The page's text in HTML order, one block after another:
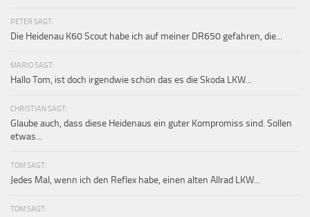
PETER SAGT:
Die Heidenau K60 Scout habe ich auf meiner DR650 gefahren, die...
MARIO SAGT:
Hallo Tom, ist doch irgendwie schön das es die Skoda LKW...
CHRISTIAN SAGT:
Glaube auch, dass diese Heidenaus ein guter Kompromiss sind. Sollen
etwas...
TOM SAGT:
Jedes Mal, wenn ich den Reflex habe, einen alten Allrad LKW...
TOM SAGT: